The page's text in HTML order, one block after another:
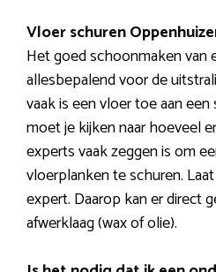
Vloer schuren
Het goed schoonmaken van
allesbepalend voor de
vaak is een vloer toe aan
moet je kijken naar hoeveel
experts vaak zeggen is om
vloerplanken te schuren.
expert. Daarop kan er direct
afwerklaag (wax of olie).